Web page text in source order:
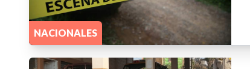
NACIONALES